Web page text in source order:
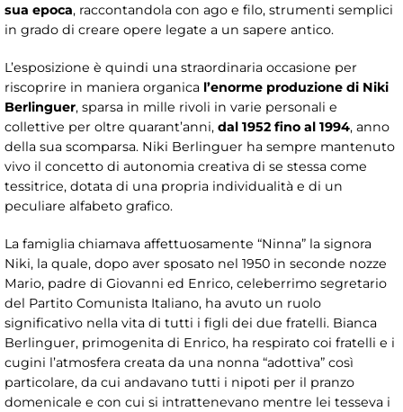
sua epoca, raccontandola con ago e filo, strumenti semplici
in grado di creare opere legate a un sapere antico.
L’esposizione è quindi una straordinaria occasione per
riscoprire in maniera organica l’enorme produzione di Niki
Berlinguer, sparsa in mille rivoli in varie personali e
collettive per oltre quarant’anni, dal 1952 fino al 1994, anno
della sua scomparsa. Niki Berlinguer ha sempre mantenuto
vivo il concetto di autonomia creativa di se stessa come
tessitrice, dotata di una propria individualità e di un
peculiare alfabeto grafico.
La famiglia chiamava affettuosamente “Ninna” la signora
Niki, la quale, dopo aver sposato nel 1950 in seconde nozze
Mario, padre di Giovanni ed Enrico, celeberrimo segretario
del Partito Comunista Italiano, ha avuto un ruolo
significativo nella vita di tutti i figli dei due fratelli. Bianca
Berlinguer, primogenita di Enrico, ha respirato coi fratelli e i
cugini l’atmosfera creata da una nonna “adottiva” così
particolare, da cui andavano tutti i nipoti per il pranzo
domenicale e con cui si intrattenevano mentre lei tesseva i